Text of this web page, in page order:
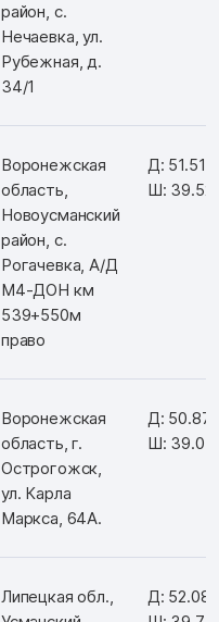
район, с.
Нечаевка, ул.
Рубежная, д.
34/1
Воронежская
область,
Новоусманский
район, с.
Рогачевка, А/Д
М4-ДОН км
539+550м
право
Д:
Ш:
Воронежская
область, г.
Острогожск,
ул. Карла
Маркса, 64А.
Д:
Ш:
Липецкая обл.,
Д: